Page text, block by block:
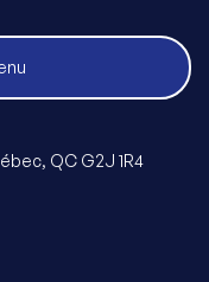
QC G2J 1R4